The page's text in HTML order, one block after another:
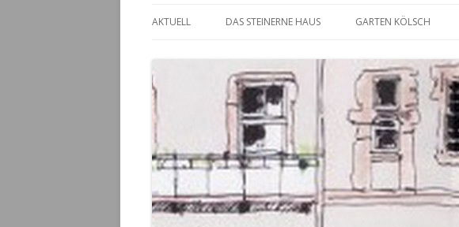
AKTUELL DAS STEINERNE HAUS GARTEN KÖLSCH